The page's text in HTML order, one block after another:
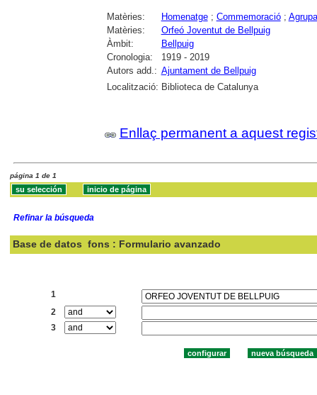
Matèries: Homenatge; Commemoració;
Matèries:
Orfeó Joventut de Bellpuig
Àmbit:
Bellpuig
Cronologia:
1919 - 2019
Autors add.: Ajuntament de Bellpuig
Localització: Biblioteca de Catalunya
Enllaç permanent a aquest
página 1 de 1
Refinar la búsqueda
Base de datos fons : Formulario avanzado
1
2
3